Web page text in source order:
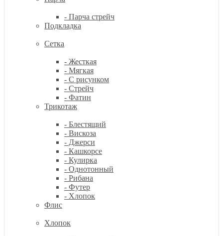
- Парча стрейч
Подкладка
Сетка
- Жесткая
- Мягкая
- С рисунком
- Стрейч
- Фатин
Трикотаж
- Блестящий
- Вискоза
- Джерси
- Кашкорсе
- Кулирка
- Однотонный
- Рибана
- Футер
- Хлопок
Флис
Хлопок